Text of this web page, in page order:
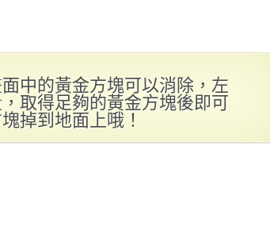
中的黃金方塊可以消除，左
取得足夠的黃金方塊後即可
掉到地面上哦！